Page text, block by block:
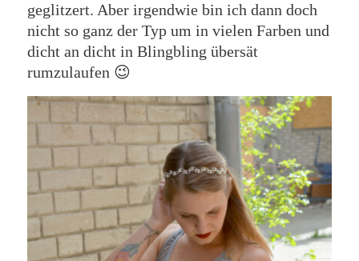
geglitzert. Aber irgendwie bin ich dann doch
nicht so ganz der Typ um in vielen Farben und
dicht an dicht in Blingbling übersät
rumzulaufen 😉